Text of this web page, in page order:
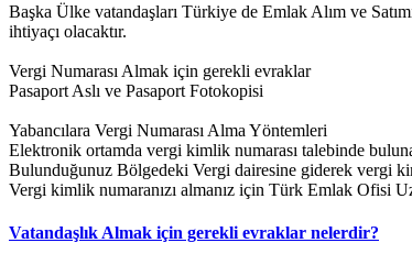
Başka Ülke vatandaşları Türkiye de Emlak Alım ve
ihtiyaçı olacaktır.
Vergi Numarası Almak için gerekli evraklar
Pasaport Aslı ve Pasaport Fotokopisi
Yabancılara Vergi Numarası Alma Yöntemleri
Elektronik ortamda vergi kimlik numarası talebinde
Bulunduğunuz Bölgedeki Vergi dairesine giderek vergi
Vergi kimlik numaranızı almanız için Türk Emlak Ofisi
Vatandaşlık Almak için gerekli evraklar nelerdir?